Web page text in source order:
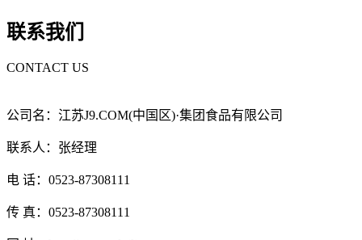
联系我们
CONTACT US
公司名：江苏J9.COM(中国区)·集团食品有限公司
联系人：张经理
电 话：0523-87308111
传 真：0523-87308111